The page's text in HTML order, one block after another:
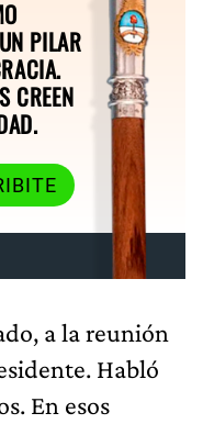
PILAR
CREEN
a la reunión
Habló
En esos